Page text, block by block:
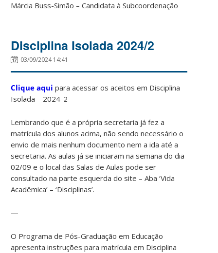
Márcia Buss-Simão – Candidata à Subcoordenação
Disciplina Isolada 2024/2
03/09/2024 14:41
Clique aqui para acessar os aceitos em Disciplina
Isolada – 2024-2
Lembrando que é a própria secretaria já fez a
matrícula dos alunos acima, não sendo necessário o
envio de mais nenhum documento nem a ida até a
secretaria. As aulas já se iniciaram na semana do dia
02/09 e o local das Salas de Aulas pode ser
consultado na parte esquerda do site – Aba ‘Vida
Acadêmica’ – ‘Disciplinas’.
—
O Programa de Pós-Graduação em Educação
apresenta instruções para matrícula em Disciplina